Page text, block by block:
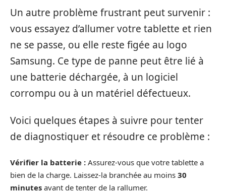
Un autre problème frustrant peut survenir :
vous essayez d’allumer votre tablette et rien
ne se passe, ou elle reste figée au logo
Samsung. Ce type de panne peut être lié à
une batterie déchargée, à un logiciel
corrompu ou à un matériel défectueux.
Voici quelques étapes à suivre pour tenter
de diagnostiquer et résoudre ce problème :
Vérifier la batterie : Assurez-vous que votre tablette a
bien de la charge. Laissez-la branchée au moins 30
minutes avant de tenter de la rallumer.